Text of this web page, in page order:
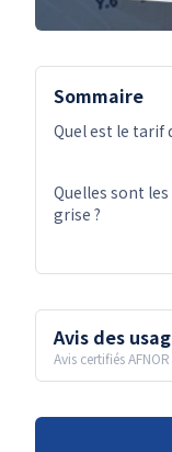
Sommaire
Quel est le tarif
Quelles sont
grise ?
Avis des
Avis certifiés AFNOR